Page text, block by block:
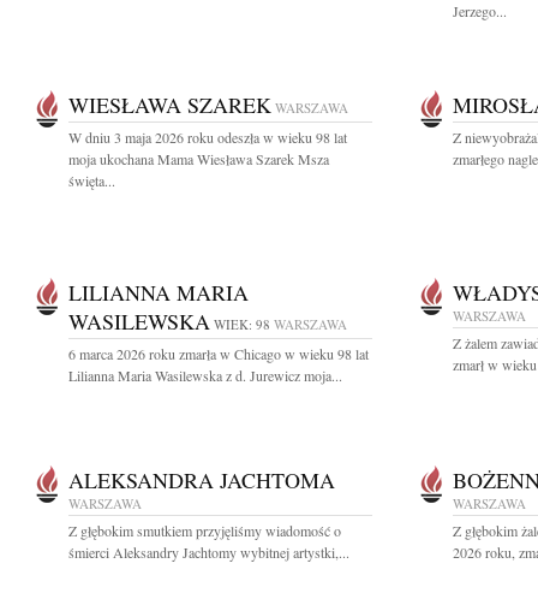
Jerzego...
WIESŁAWA SZAREK WARSZAWA
W dniu 3 maja 2026 roku odeszła w wieku 98 lat
moja ukochana Mama Wiesława Szarek Msza
święta...
Z
zmarłego
LILIANNA MARIA
WASILEWSKA WIEK: 98 WARSZAWA
6 marca 2026 roku zmarła w Chicago w wieku 98 lat
Lilianna Maria Wasilewska z d. Jurewicz moja...
WARSZAWA
Z żalem
zmarł w
ALEKSANDRA JACHTOMA
WARSZAWA
Z głębokim smutkiem przyjęliśmy wiadomość o
śmierci Aleksandry Jachtomy wybitnej artystki,...
WARSZAWA
Z głębokim
2026 roku,